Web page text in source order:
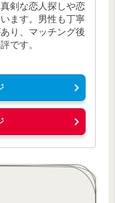
剣な恋人探しや恋
ます。男性も丁寧
り、マッチング後
です。